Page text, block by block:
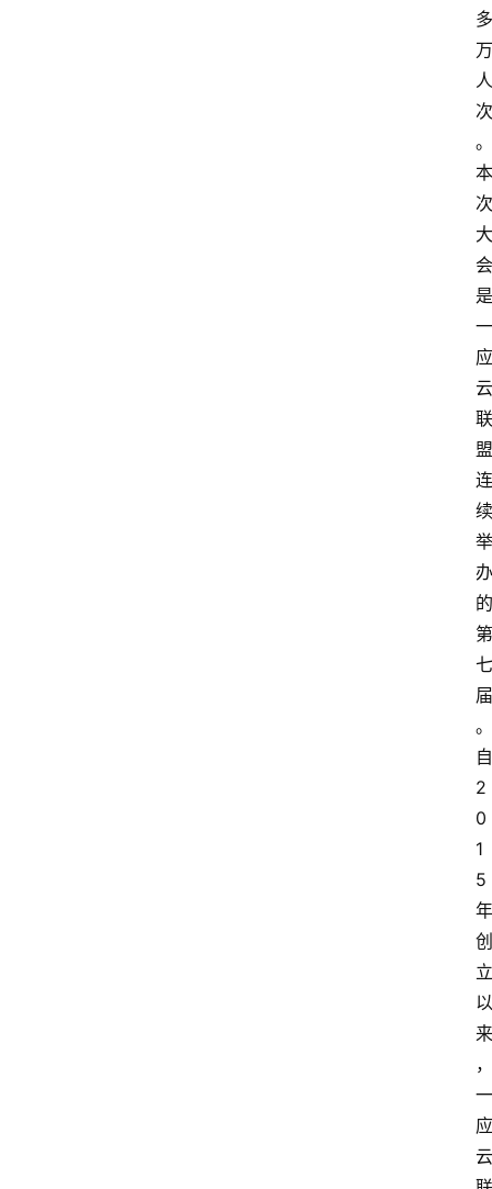
多
万
人
次
。
本
次
大
会
是
一
应
云
联
盟
连
续
举
办
的
第
七
届
。
自
2
0
1
5
年
创
立
以
来
，
一
应
云